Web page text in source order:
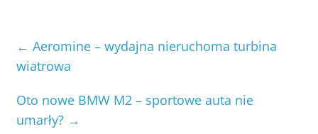
← Aeromine – wydajna nieruchoma turbina
wiatrowa
Oto nowe BMW M2 – sportowe auta nie
umarły? →